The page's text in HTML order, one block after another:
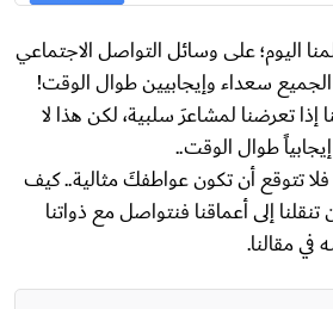
اليوم؛ على وسائل التواصل الاجتماعي
سعداء وإيجابيين طوال الوقت!
تعرضنا لمشاعرَ سلبية، لكن هذا لا
طوال الوقت..
فلا تتوقع أن تكون عواطفكَ مثالية.. كيف
إلى أعماقنا فنتواصل مع ذواتنا
مقالنا.